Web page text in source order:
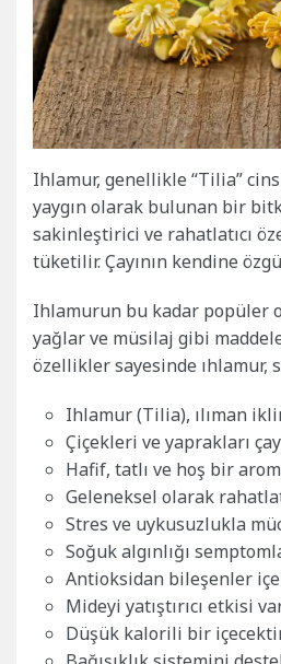
Ihlamur, genellikle “Tilia”
yaygın olarak bulunan bir
sakinleştirici ve rahatlatıcı
tüketilir. Çayının kendine
Ihlamurun bu kadar popüler
yağlar ve müsilaj gibi
özellikler sayesinde ıhlamur,
Ihlamur (Tilia), ılıman
Çiçekleri ve yaprakları
Hafif, tatlı ve hoş bir
Geleneksel olarak
Stres ve uykusuzlukla
Soğuk algınlığı
Antioksidan bileşenler
Mideyi yatıştırıcı etkisi
Düşük kalorili bir